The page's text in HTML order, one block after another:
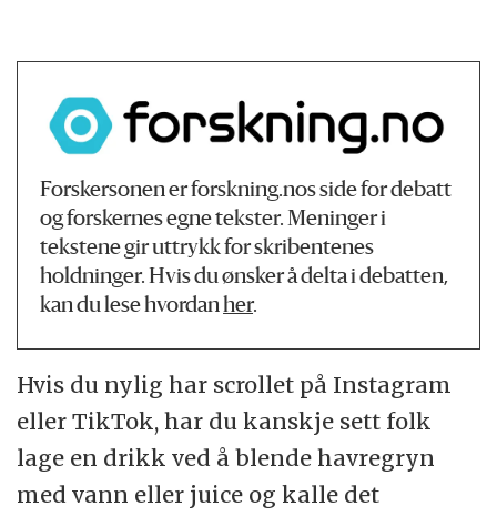
Forskersonen er forskning.nos side for debatt
og forskernes egne tekster. Meninger i
tekstene gir uttrykk for skribentenes
holdninger. Hvis du ønsker å delta i debatten,
kan du lese hvordanher.
Hvis du nylig har scrollet på Instagram
eller TikTok, har du kanskje sett folk
lage en drikk ved å blende havregryn
med vann eller juice og kalle det